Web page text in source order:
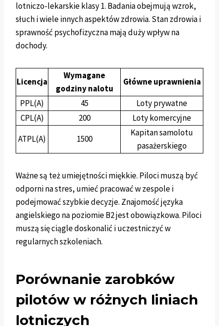
lotniczo-lekarskie klasy 1. Badania obejmują wzrok,
słuch i wiele innych aspektów zdrowia. Stan zdrowia i
sprawność psychofizyczna mają duży wpływ na
dochody.
Licencja
Wymagane
godziny nalotu
Główne uprawnienia
PPL(A)
45
Loty prywatne
CPL(A)
200
Loty komercyjne
ATPL(A)
1500
Kapitan samolotu
pasażerskiego
Ważne są też umiejętności miękkie. Piloci muszą być
odporni na stres, umieć pracować w zespole i
podejmować szybkie decyzje. Znajomość języka
angielskiego na poziomie B2 jest obowiązkowa. Piloci
muszą się ciągle doskonalić i uczestniczyć w
regularnych szkoleniach.
Porównanie zarobków
pilotów w różnych liniach
lotniczych